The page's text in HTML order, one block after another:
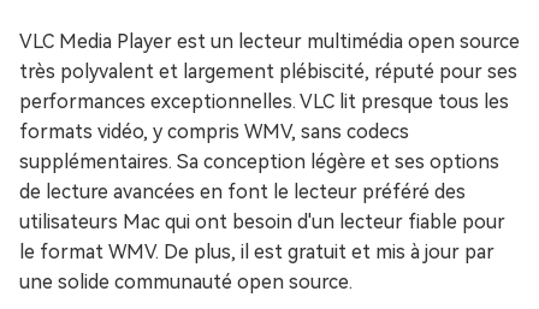
VLC Media Player est un lecteur multimédia open source
très polyvalent et largement plébiscité, réputé pour ses
performances exceptionnelles. VLC lit presque tous les
formats vidéo, y compris WMV, sans codecs
supplémentaires. Sa conception légère et ses options
de lecture avancées en font le lecteur préféré des
utilisateurs Mac qui ont besoin d'un lecteur fiable pour
le format WMV. De plus, il est gratuit et mis à jour par
une solide communauté open source.